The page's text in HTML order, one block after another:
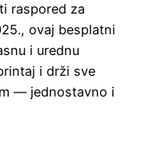
raspored za
ovaj besplatni
i urednu
i drži sve
— jednostavno i